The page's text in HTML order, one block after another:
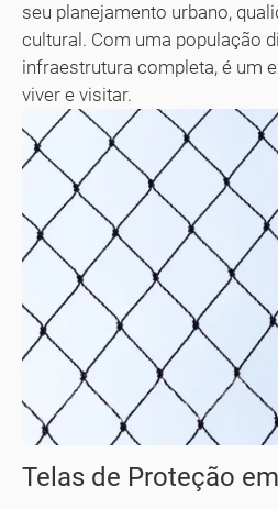
seu planejamento urbano,
cultural. Com uma população
infraestrutura completa, é um
viver e visitar.
Telas de Proteção